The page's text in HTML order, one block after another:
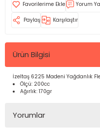
Yorum
Paylaş Karşılaştır
Ürün Bilgisi
İzeltaş 6225 Madeni Yağdanlık
Ölçü: 200cc
Ağırlık: 170gr
Yorumlar